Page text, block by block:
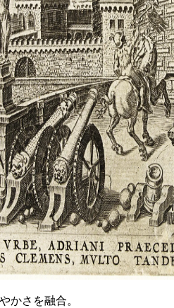
かさを融合。